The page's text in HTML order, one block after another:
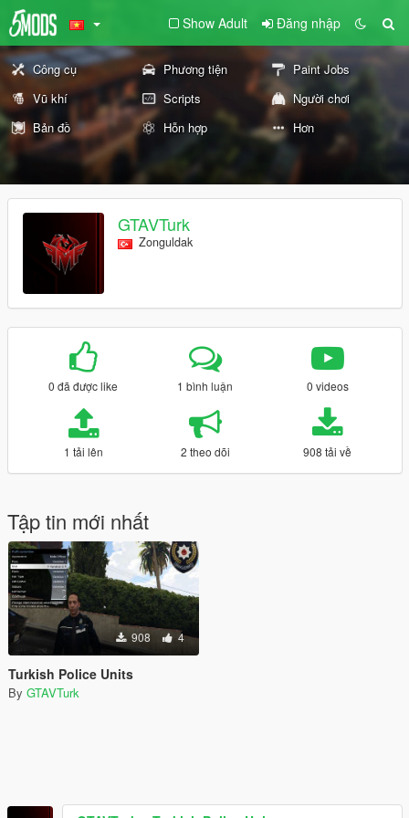
Show Adult Đăng nhập
Công cụ Phương tiện
Paint Jobs
Vũ khí
Scripts
Người chơi
Bản đồ
Hỗn hợp Hơn
GTAVTurk
Zonguldak
0 đã được like 1 bình luận 0 videos
1 tải lên 2 theo dõi 908 tải về
Tập tin mới nhất
908 4
Turkish Police Units
By GTAVTurk